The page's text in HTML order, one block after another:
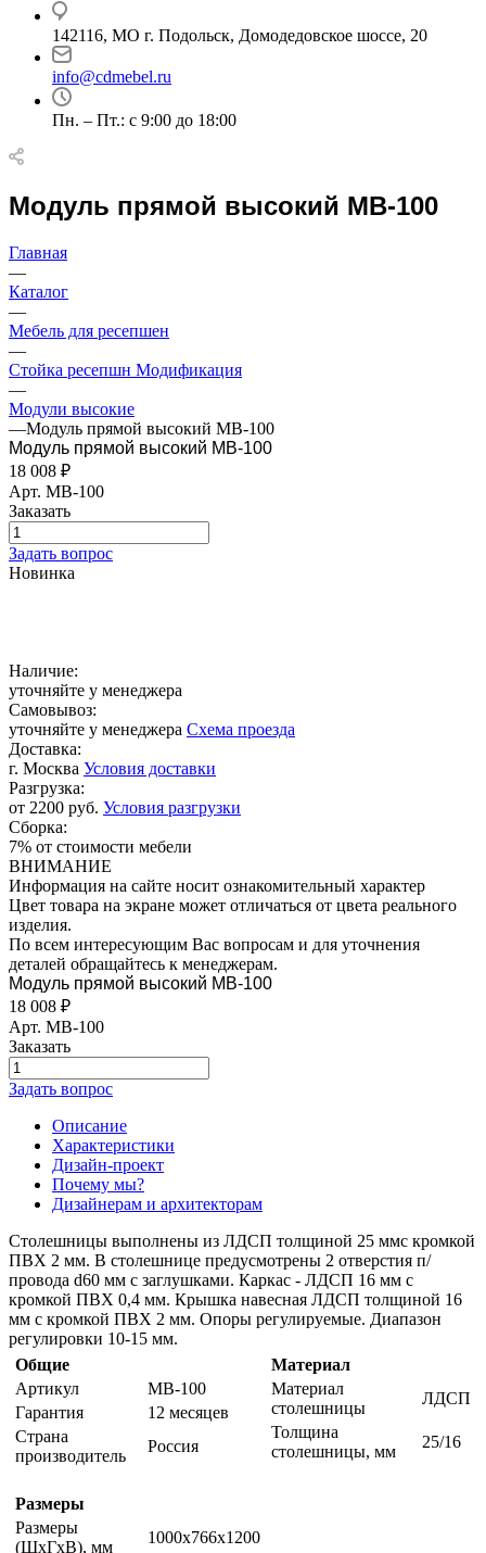
142116, МО г. Подольск, Домодедовское шоссе, 20
info@cdmebel.ru
Пн. – Пт.: с 9:00 до 18:00
Модуль прямой высокий МВ-100
Главная
—
Каталог
—
Мебель для ресепшен
—
Стойка ресепшн Модификация
—
Модули высокие
—Модуль прямой высокий МВ-100
Модуль прямой высокий МВ-100
18 008 ₽
Арт. МВ-100
Заказать
Задать вопрос
Новинка
Наличие:
уточняйте у менеджера
Самовывоз:
уточняйте у менеджера Схема проезда
Доставка:
г. Москва Условия доставки
Разгрузка:
от 2200 руб. Условия разгрузки
Сборка:
7% от стоимости мебели
ВНИМАНИЕ
Информация на сайте носит ознакомительный характер
Цвет товара на экране может отличаться от цвета реального
изделия.
По всем интересующим Вас вопросам и для уточнения
деталей обращайтесь к менеджерам.
Модуль прямой высокий МВ-100
18 008 ₽
Арт. МВ-100
Заказать
Задать вопрос
Описание
Характеристики
Дизайн-проект
Почему мы?
Дизайнерам и архитекторам
Столешницы выполнены из ЛДСП толщиной 25 ммс кромкой
ПВХ 2 мм. В столешнице предусмотрены 2 отверстия п/
провода d60 мм с заглушками. Каркас - ЛДСП 16 мм с
кромкой ПВХ 0,4 мм. Крышка навесная ЛДСП толщиной 16
мм с кромкой ПВХ 2 мм. Опоры регулируемые. Диапазон
регулировки 10-15 мм.
Общие
Артикул
МВ-100
Гарантия
12 месяцев
Страна
производитель
Россия
Размеры
Размеры
(ШxГxВ), мм
1000х766х1200
Материал
Материал
столешницы
ЛДСП
Толщина
столешницы, мм
25/16